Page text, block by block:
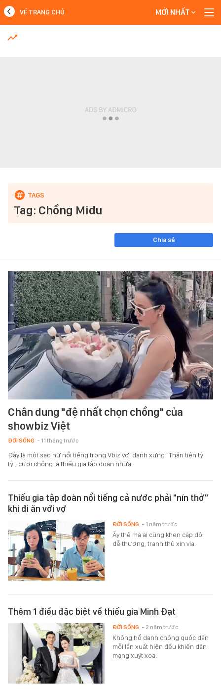
MỚI NHẤT
VỀ TRANG CHỦ MỚI NHẤT
Tag: Chồng Midu
Chia sẻ
Chân dung "đệ nhất chọn chồng" của
showbiz Việt
ĐỜI SỐNG - 11 tháng trước
Đây là một sao nữ nổi tiếng trong Vbiz với danh xưng "Thần tiên tỷ
tỷ", cưới chồng là thiếu gia tập đoàn nhựa.
Thiếu gia tập đoàn nổi tiếng cả nước phải "nín thở"
khi đi ăn với vợ
Ấy thế mà ai cũng khen cặp đôi
dễ thương, tranh thủ xin vía.
ĐỜI SỐNG - 1 năm trước
Thêm 1 điều đặc biệt về thiếu gia Minh Đạt
Không hổ danh chồng quốc dân
mỗi lần xuất hiện đều khiến dân
mạng xuýt xoa.
ĐỜI SỐNG - 2 năm trước